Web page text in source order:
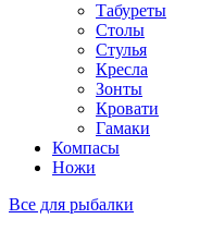
Табуреты
Столы
Стулья
Кресла
Зонты
Кровати
Гамаки
Компасы
Ножи
Все для рыбалки